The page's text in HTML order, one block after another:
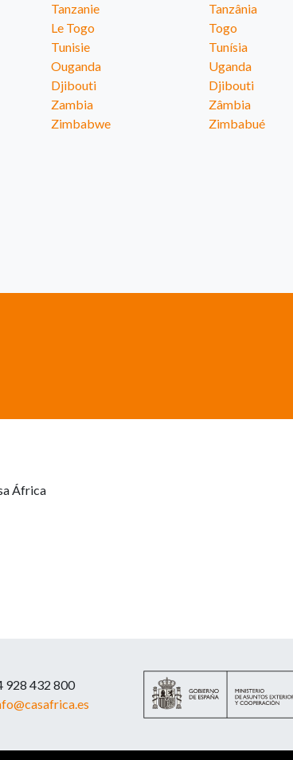
Tanzanie
Tanzânia
Le Togo
Togo
Tunisie
Tunísia
Ouganda
Uganda
Djibouti
Djibouti
Zambia
Zâmbia
Zimbabwe Zimbabué
África
928 432 800